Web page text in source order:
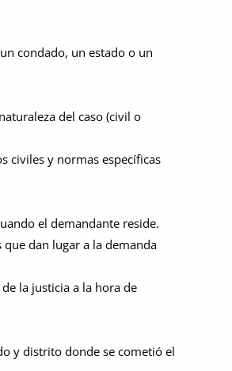
condado, un estado o un
del caso (civil o
civiles y normas específicas
el demandante reside.
dan lugar a la demanda
la justicia a la hora de
y distrito donde se cometió el